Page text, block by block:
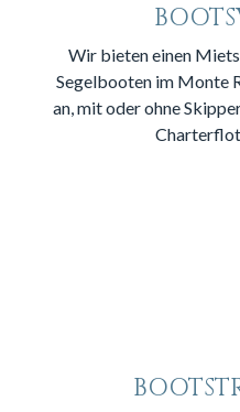
Wir bieten einen
Segelbooten im Monte
an, mit oder ohne